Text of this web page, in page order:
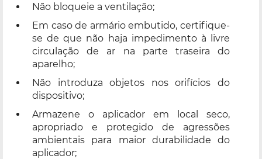
Não bloqueie a ventilação;
Em caso de armário embutido, certifique-
se de que não haja impedimento à livre
circulação de ar na parte traseira do
aparelho;
Não introduza objetos nos orifícios do
dispositivo;
Armazene o aplicador em local seco,
apropriado e protegido de agressões
ambientais para maior durabilidade do
aplicador;